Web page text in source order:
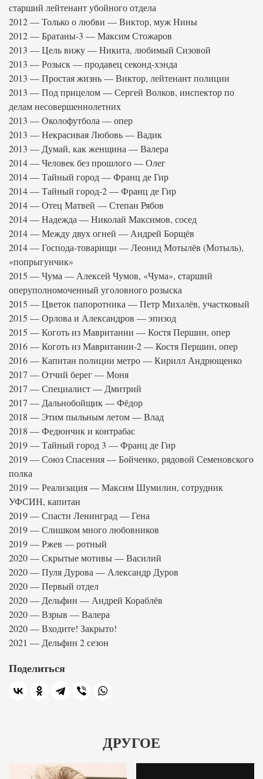
старший лейтенант убойного отдела
2012 — Только о любви — Виктор, муж Нины
2012 — Братаны-3 — Максим Стожаров
2013 — Цель вижу — Никита, любимый Сизовой
2013 — Розыск — продавец секонд-хэнда
2013 — Простая жизнь — Виктор, лейтенант полиции
2013 — Под прицелом — Сергей Волков, инспектор по
делам несовершеннолетних
2013 — Околофутбола — опер
2013 — Некрасивая Любовь — Вадик
2013 — Думай, как женщина — Валера
2014 — Человек без прошлого — Олег
2014 — Тайный город — Франц де Гир
2014 — Тайный город-2 — Франц де Гир
2014 — Отец Матвей — Степан Рябов
2014 — Надежда — Николай Максимов, сосед
2014 — Между двух огней — Андрей Борщёв
2014 — Господа-товарищи — Леонид Мотылёв (Мотыль),
«попрыгунчик»
2015 — Чума — Алексей Чумов, «Чума», старший
оперуполномоченный уголовного розыска
2015 — Цветок папоротника — Петр Михалёв, участковый
2015 — Орлова и Александров — эпизод
2015 — Коготь из Мавритании — Костя Першин, опер
2016 — Коготь из Мавритании-2 — Костя Першин, опер
2016 — Капитан полиции метро — Кирилл Андрющенко
2017 — Отчий берег — Моня
2017 — Специалист — Дмитрий
2017 — Дальнобойщик — Фёдор
2018 — Этим пыльным летом — Влад
2018 — Федюнчик и контрабас
2019 — Тайный город 3 — Франц де Гир
2019 — Союз Спасения — Бойченко, рядовой Семеновского
полка
2019 — Реализация — Максим Шумилин, сотрудник
УФСИН, капитан
2019 — Спасти Ленинград — Гена
2019 — Слишком много любовников
2019 — Ржев — ротный
2020 — Скрытые мотивы — Василий
2020 — Пуля Дурова — Александр Дуров
2020 — Первый отдел
2020 — Дельфин — Андрей Кораблёв
2020 — Взрыв — Валера
2020 — Входите! Закрыто!
2021 — Дельфин 2 сезон
Поделиться
ДРУГОЕ